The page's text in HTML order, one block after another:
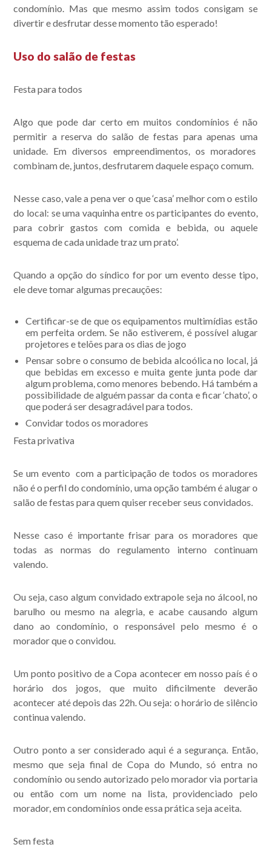
Acompanhe nossas
publicações.
condomínio. Mas que mesmo assim todos consigam se
divertir e desfrutar desse momento tão esperado!
Uso do salão de festas
Festa para todos
Algo que pode dar certo em muitos condomínios é não
permitir a reserva do salão de festas para apenas uma
unidade. Em diversos empreendimentos, os moradores
combinam de, juntos, desfrutarem daquele espaço comum.
Nesse caso, vale a pena ver o que ‘casa’ melhor com o estilo
do local: se uma vaquinha entre os participantes do evento,
para cobrir gastos com comida e bebida, ou aquele
esquema de cada unidade traz um prato’.
Quando a opção do síndico for por um evento desse tipo,
ele deve tomar algumas precauções:
Certificar-se de que os equipamentos multimídias estão
em perfeita ordem. Se não estiverem, é possível alugar
projetores e telões para os dias de jogo
Pensar sobre o consumo de bebida alcoólica no local, já
que bebidas em excesso e muita gente junta pode dar
algum problema, como menores bebendo. Há também a
possibilidade de alguém passar da conta e ficar ‘chato’, o
que poderá ser desagradável para todos.
Convidar todos os moradores
Festa privativa
Se um evento com a participação de todos os moradores
não é o perfil do condomínio, uma opção também é alugar o
salão de festas para quem quiser receber seus convidados.
Nesse caso é importante frisar para os moradores que
todas as normas do regulamento interno continuam
valendo.
Ou seja, caso algum convidado extrapole seja no álcool, no
barulho ou mesmo na alegria, e acabe causando algum
dano ao condomínio, o responsável pelo mesmo é o
morador que o convidou.
Um ponto positivo de a Copa acontecer em nosso país é o
horário dos jogos, que muito dificilmente deverão
acontecer até depois das 22h. Ou seja: o horário de silêncio
continua valendo.
Outro ponto a ser considerado aqui é a segurança. Então,
mesmo que seja final de Copa do Mundo, só entra no
condomínio ou sendo autorizado pelo morador via portaria
ou então com um nome na lista, providenciado pelo
morador, em condomínios onde essa prática seja aceita.
Sem festa